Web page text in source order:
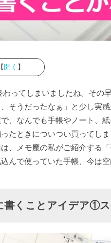
【開く 】
書くこと
アイデア
①スケジ
› 手帳に
②記念日
書くこと
わってしまいましたね。その
そうだったなぁ」と少し実
、なんでも手帳やノート、
たときについつい買ってし
、メモ魔の私がご紹介する
んで使っていた手帳、今は
書くことアイデア①